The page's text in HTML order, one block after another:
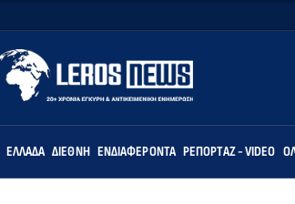
ΕΛΛΆΔΑ ΔΙΕΘΝΉ ΕΝΔΙΑΦΈΡΟΝΤΑ ΡΕΠΟΡΤΆΖ - VIDEO